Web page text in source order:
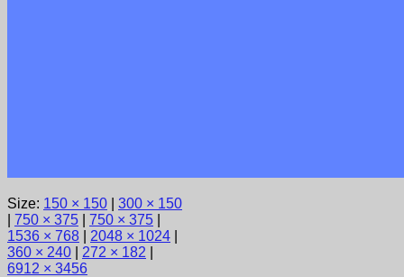
Size: 150 × 150
300 × 150
750 × 375 750 × 375
1536 × 768
2048 × 1024
360 × 240
272 × 182
6912 × 3456